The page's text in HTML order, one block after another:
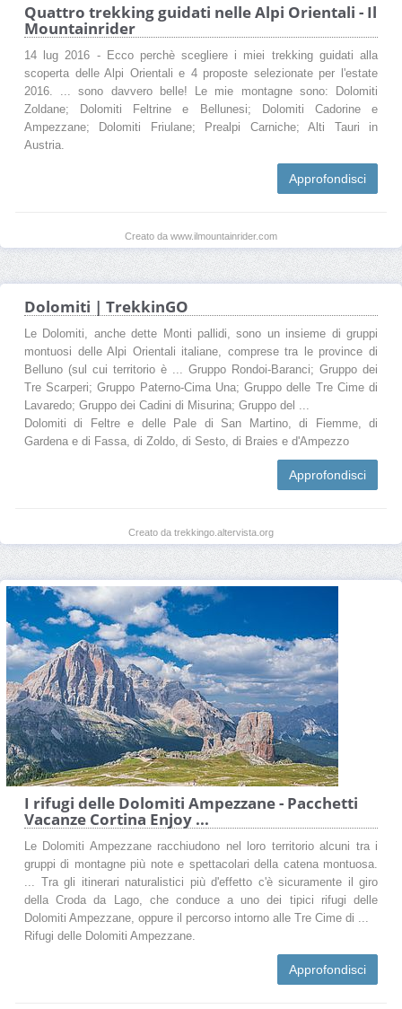
Quattro trekking guidati nelle Alpi Orientali - Il
Mountainrider
14 lug 2016 - Ecco perchè scegliere i miei trekking guidati alla
scoperta delle Alpi Orientali e 4 proposte selezionate per l'estate
2016. ... sono davvero belle! Le mie montagne sono: Dolomiti
Zoldane; Dolomiti Feltrine e Bellunesi; Dolomiti Cadorine e
Ampezzane; Dolomiti Friulane; Prealpi Carniche; Alti Tauri in
Austria.
Approfondisci
Creato da www.ilmountainrider.com
Dolomiti | TrekkinGO
Le Dolomiti, anche dette Monti pallidi, sono un insieme di gruppi
montuosi delle Alpi Orientali italiane, comprese tra le province di
Belluno (sul cui territorio è ... Gruppo Rondoi-Baranci; Gruppo dei
Tre Scarperi; Gruppo Paterno-Cima Una; Gruppo delle Tre Cime di
Lavaredo; Gruppo dei Cadini di Misurina; Gruppo del ...
Dolomiti di Feltre e delle Pale di San Martino, di Fiemme, di
Gardena e di Fassa, di Zoldo, di Sesto, di Braies e d'Ampezzo
Approfondisci
Creato da trekkingo.altervista.org
I rifugi delle Dolomiti Ampezzane - Pacchetti
Vacanze Cortina Enjoy ...
Le Dolomiti Ampezzane racchiudono nel loro territorio alcuni tra i
gruppi di montagne più note e spettacolari della catena montuosa.
... Tra gli itinerari naturalistici più d'effetto c'è sicuramente il giro
della Croda da Lago, che conduce a uno dei tipici rifugi delle
Dolomiti Ampezzane, oppure il percorso intorno alle Tre Cime di ...
Rifugi delle Dolomiti Ampezzane.
Approfondisci